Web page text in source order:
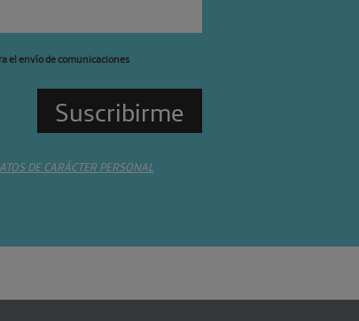
el envío de comunicaciones
DE CARÁCTER PERSONAL